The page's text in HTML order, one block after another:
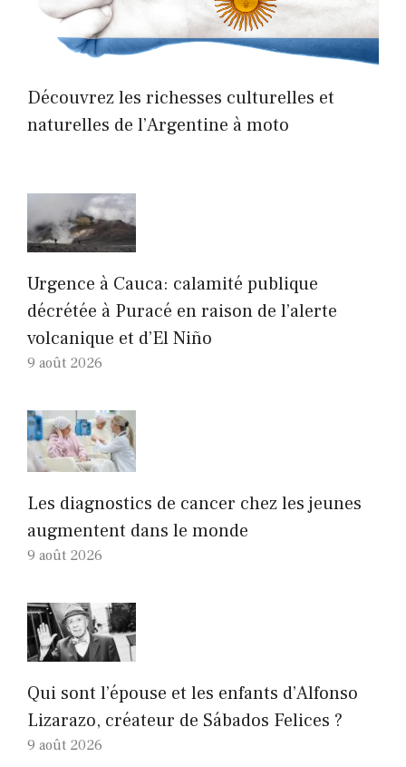
Découvrez les richesses culturelles et
naturelles de l’Argentine à moto
Urgence à Cauca: calamité publique
décrétée à Puracé en raison de l’alerte
volcanique et d’El Niño
9 août 2026
Les diagnostics de cancer chez les jeunes
augmentent dans le monde
9 août 2026
Qui sont l’épouse et les enfants d’Alfonso
Lizarazo, créateur de Sábados Felices ?
9 août 2026